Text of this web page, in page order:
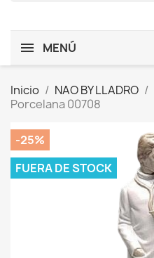
MENÚ
Inicio NAO BY LLADRO
Porcelana 00708
-25%
FUERA DE STOCK